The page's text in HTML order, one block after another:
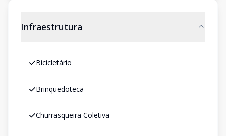
Infraestrutura
Bicicletário
Brinquedoteca
Churrasqueira Coletiva